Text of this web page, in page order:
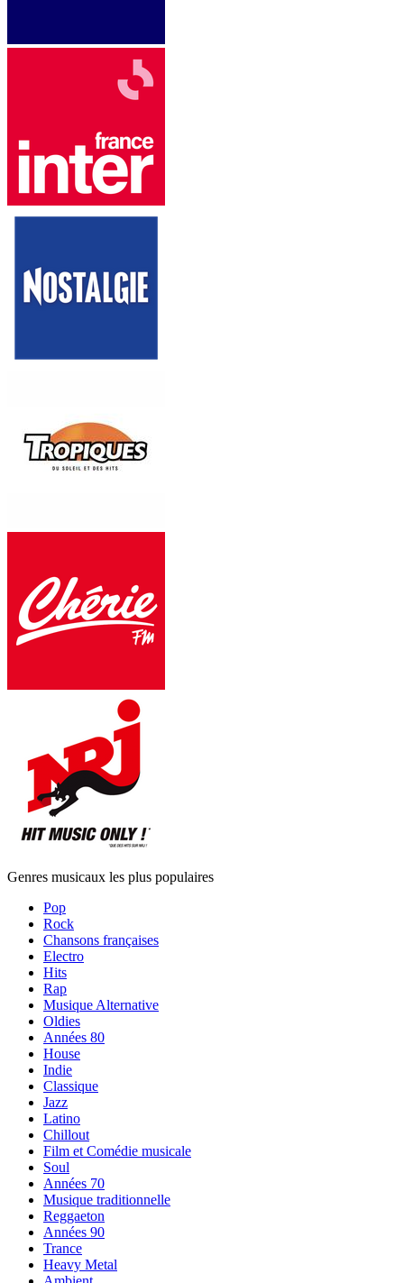
Genres musicaux les plus populaires
Pop
Rock
Chansons françaises
Electro
Hits
Rap
Musique Alternative
Oldies
Années 80
House
Indie
Classique
Jazz
Latino
Chillout
Film et Comédie musicale
Soul
Années 70
Musique traditionnelle
Reggaeton
Années 90
Trance
Heavy Metal